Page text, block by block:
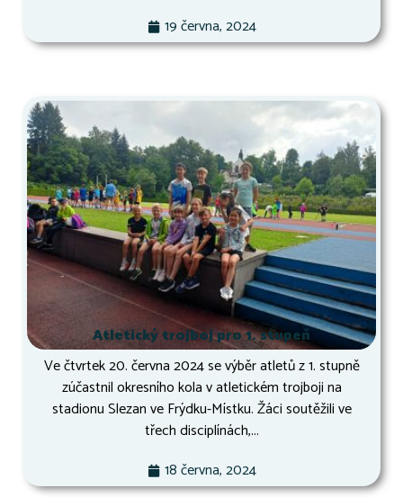
19 června, 2024
Atletický trojboj pro 1. stupeň
Ve čtvrtek 20. června 2024 se výběr atletů z 1. stupně
zúčastnil okresního kola v atletickém trojboji na
stadionu Slezan ve Frýdku-Místku. Žáci soutěžili ve
třech disciplínách,...
18 června, 2024